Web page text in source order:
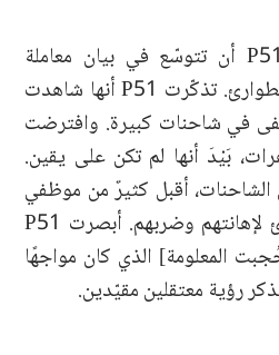
طلب القاضي كولر من P51 أن تتوسّع في بيان معاملة
المرضى عمومًا في قسم الطوارئ. تذكّرت P51 أنها شاهدت
في شاحنات كبيرة. وافترضت
بَيْدَ أنها لم تكن على يقين.
الشاحنات، أقبل كثيرٌ من موظفي
المشفى على قسم الطوارئ لإهانتهم وضربهم. أبصرت P51
المعلومة] الذي كان مواجهًا
رؤية معتقلين مقيّدين.